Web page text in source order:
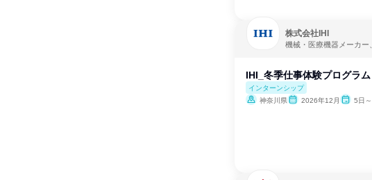
株式会社IHI
機械・医療機器メーカー
IHI_冬季仕事体験プログラム
インターンシップ
神奈川県
2026年12月 5日